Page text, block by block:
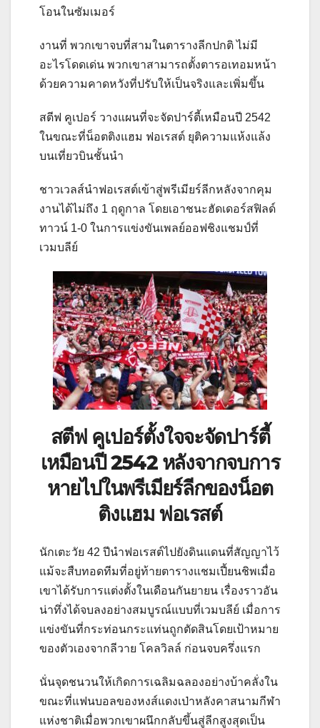
โอนในซัมเมอร์
งานที่ พวกเขาจบที่สามในตารางลีกปกติ ไม่มี
อะไรโดดเด่น พวกเขาสามารถตั้งตารอเทอมหน้า
ด้วยความคาดหวังที่ปรับให้เป็นจริงและเพิ่มขึ้น
สตีฟ คูเปอร์ วางแผนที่จะจัดปาร์ตี้เหมือนปี 2542
ในขณะที่น็อตติงแฮม ฟอเรสต์ ยุติความแห้งแล้ง
บนเที่ยวบินชั้นนำ
ชาวเวลส์นำฟอเรสต์เข้าสู่พรีเมียร์ลีกหลังจากคุม
งานได้ไม่ถึง 1 ฤดูกาล โดยเอาชนะฮัดเดอร์สฟิลด์
ทาวน์ 1-0 ในการแข่งขันเพลย์ออฟชิงแชมป์ที่
เวมบลีย์
สตีฟ คูเปอร์ตั้งใจจะจัดปาร์ตี้
เหมือนปี 2542 หลังจากจบการ
หายไปในพรีเมียร์ลีกของน็อต
ติงแฮม ฟอเรสต์
นักเตะวัย 42 ปีนำฟอเรสต์ไปยังดินแดนที่สัญญาไว้
แม้จะสืบทอดทีมที่อยู่ท้ายตารางแชมเปี้ยนชิพเมื่อ
เขาได้รับการแต่งตั้งในเดือนกันยายน เรื่องราวอัน
น่าทึ่งได้จบลงอย่างสมบูรณ์แบบที่เวมบลีย์ เมื่อการ
แข่งขันที่กระท่อนกระแท่นถูกตัดสินโดยเป้าหมาย
ของตัวเองจากลีวาย โคลวิลล์ ก่อนจบครึ่งแรก
นั่นจุดชนวนให้เกิดการเฉลิมฉลองอย่างบ้าคลั่งใน
ขณะที่แฟนบอลของหงส์แดงเป่าหลังคาสนามกีฬา
แห่งชาติเมื่อพวกเขาผนึกกลับขึ้นสู่ลีกสูงสุดเป็น